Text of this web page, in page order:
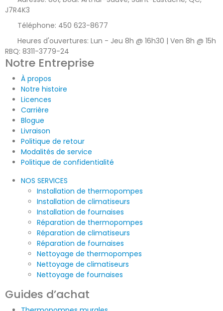
J7R4K3
Téléphone: 450 623-8677
Heures d'ouvertures: Lun - Jeu 8h @ 16h30 | Ven 8h @ 15h
RBQ: 8311-3779-24
Notre Entreprise
À propos
Notre histoire
Licences
Carrière
Blogue
Livraison
Politique de retour
Modalités de service
Politique de confidentialité
NOS SERVICES
Installation de thermopompes
Installation de climatiseurs
Installation de fournaises
Réparation de thermopompes
Réparation de climatiseurs
Réparation de fournaises
Nettoyage de thermopompes
Nettoyage de climatiseurs
Nettoyage de fournaises
Guides d’achat